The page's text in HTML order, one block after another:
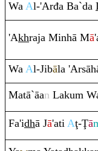
Wa Al-'Arđa Ba`da
'Akhraja Minhā Mā
Wa Al-Jibāla
Matā`āan Lakum
Fa'idhā Jā'ati Aţ-Ţā